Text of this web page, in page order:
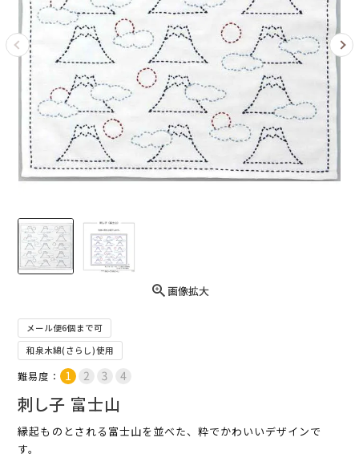
画像拡大
メール便6個まで可
和泉木綿(さらし)使用
難易度：
刺し子 富士山
縁起ものとされる富士山を並べた、粋でかわいいデザインで
す。